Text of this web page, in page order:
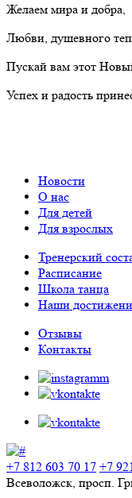
Желаем мира и добра,
Любви, душевного
Пускай вам этот
Успех и радость
Новости
О нас
Для детей
Для взрослых
Тренерский
Расписание
Школа танца
Наши
Отзывы
Контакты
+7 812 603 70 17 +7
Всеволожск, просп.